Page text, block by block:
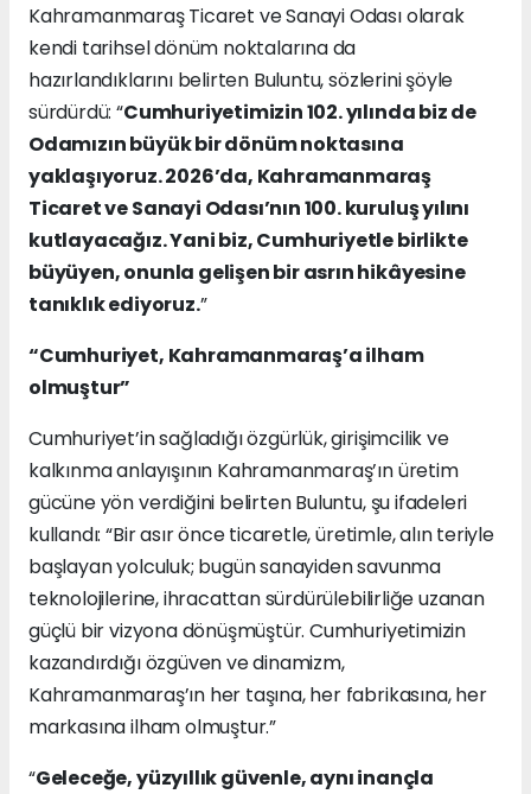
Kahramanmaraş Ticaret ve Sanayi Odası olarak
kendi tarihsel dönüm noktalarına da
hazırlandıklarını belirten Buluntu, sözlerini şöyle
sürdürdü: “Cumhuriyetimizin 102. yılında biz de
Odamızın büyük bir dönüm noktasına
yaklaşıyoruz. 2026’da, Kahramanmaraş
Ticaret ve Sanayi Odası’nın 100. kuruluş yılını
kutlayacağız. Yani biz, Cumhuriyetle birlikte
büyüyen, onunla gelişen bir asrın hikâyesine
tanıklık ediyoruz.”
“Cumhuriyet, Kahramanmaraş’a ilham
olmuştur”
Cumhuriyet’in sağladığı özgürlük, girişimcilik ve
kalkınma anlayışının Kahramanmaraş’ın üretim
gücüne yön verdiğini belirten Buluntu, şu ifadeleri
kullandı: “Bir asır önce ticaretle, üretimle, alın teriyle
başlayan yolculuk; bugün sanayiden savunma
teknolojilerine, ihracattan sürdürülebilirliğe uzanan
güçlü bir vizyona dönüşmüştür. Cumhuriyetimizin
kazandırdığı özgüven ve dinamizm,
Kahramanmaraş’ın her taşına, her fabrikasına, her
markasına ilham olmuştur.”
“Geleceğe, yüzyıllık güvenle, aynı inançla